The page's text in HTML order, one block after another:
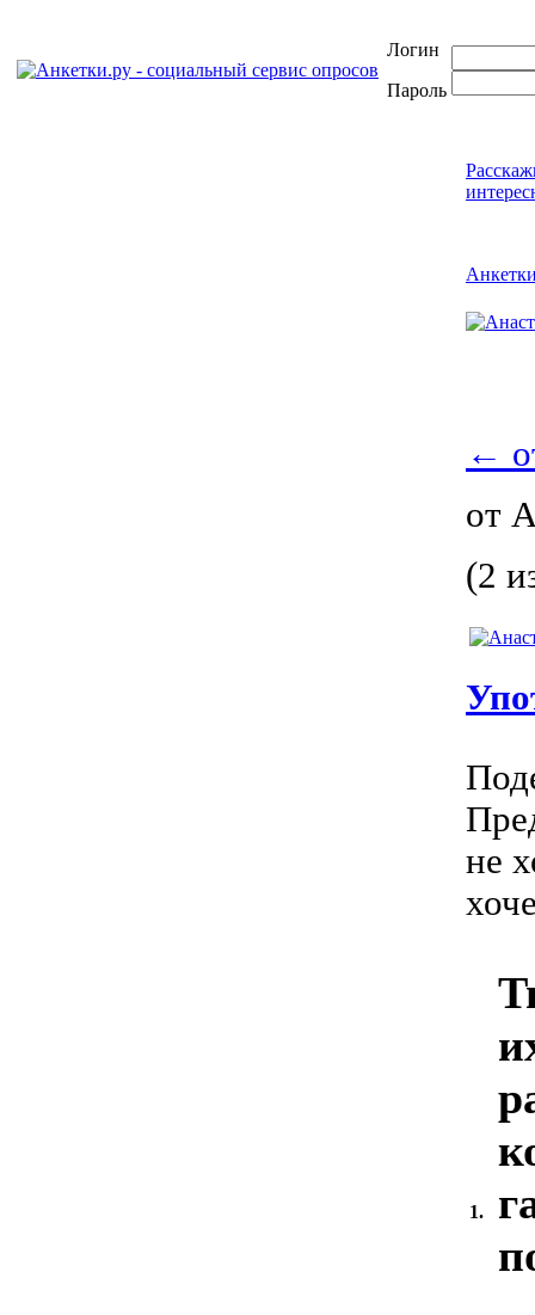
Логин
Пароль
←
от
(2
не
1.